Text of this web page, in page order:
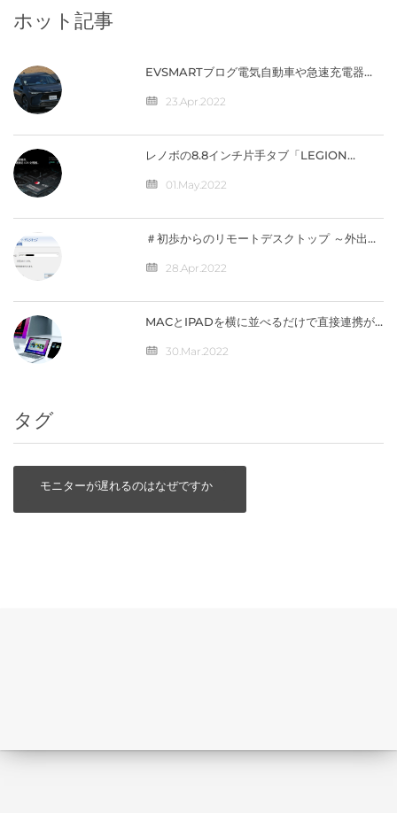
定めていません。...
ホット記事
EVSMARTブログ電気自動車や急速充電器を
『BZ4X』／バッテリー残量の％表示なし
【編集部】 人気記事 最近の投稿 カテゴリー
23.Apr.2022
レノボの8.8インチ片手タブ「LEGION
か】01.May.2022
＃初歩からのリモートデスクトップ ～外出先
28.Apr.2022
MACとIPADを横に並べるだけで直接連携が
仕組みとは？
30.Mar.2022
タグ
モニターが遅れるのはなぜですか